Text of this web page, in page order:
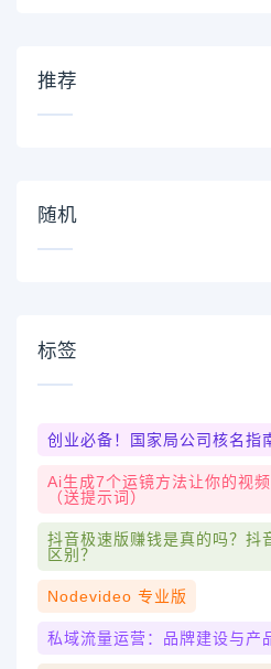
推荐
随机
标签
创业必备！国家局公司核名指
Ai生成7个运镜方法让你的视
（送提示词）
抖音极速版赚钱是真的吗？抖
区别？
Nodevideo 专业版
私域流量运营：品牌建设与产